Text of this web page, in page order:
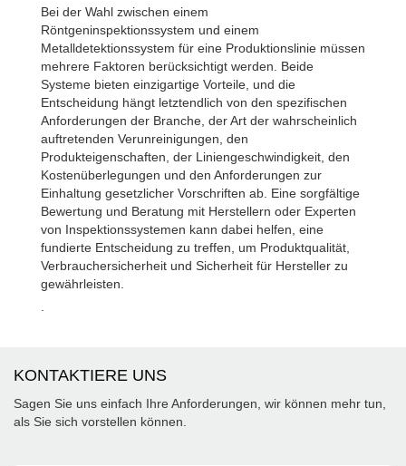
Bei der Wahl zwischen einem
Röntgeninspektionssystem und einem
Metalldetektionssystem für eine Produktionslinie müssen
mehrere Faktoren berücksichtigt werden. Beide
Systeme bieten einzigartige Vorteile, und die
Entscheidung hängt letztendlich von den spezifischen
Anforderungen der Branche, der Art der wahrscheinlich
auftretenden Verunreinigungen, den
Produkteigenschaften, der Liniengeschwindigkeit, den
Kostenüberlegungen und den Anforderungen zur
Einhaltung gesetzlicher Vorschriften ab. Eine sorgfältige
Bewertung und Beratung mit Herstellern oder Experten
von Inspektionssystemen kann dabei helfen, eine
fundierte Entscheidung zu treffen, um Produktqualität,
Verbrauchersicherheit und Sicherheit für Hersteller zu
gewährleisten.
KONTAKTIERE UNS
Sagen Sie uns einfach Ihre Anforderungen, wir können mehr tun,
als Sie sich vorstellen können.